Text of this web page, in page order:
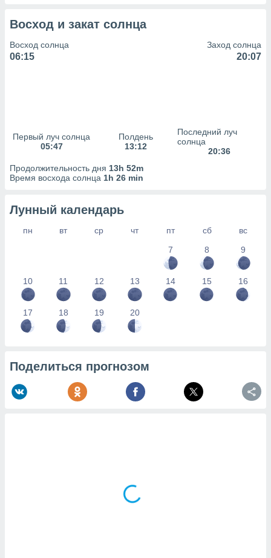
Восход и закат солнца
Восход солнца
06:15
Заход солнца
20:07
Первый луч солнца
05:47
Полдень
13:12
Последний луч
солнца
20:36
Продолжительность дня 13h 52m
Время восхода солнца 1h 26 min
Лунный календарь
пн вт ср чт пт сб
вс
7
8 9
10 11 12 13 14 15 16
17 18 19 20
Поделиться прогнозом